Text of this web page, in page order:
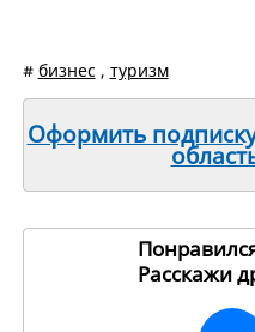
# бизнес , туризм
Оформить
Расскажи